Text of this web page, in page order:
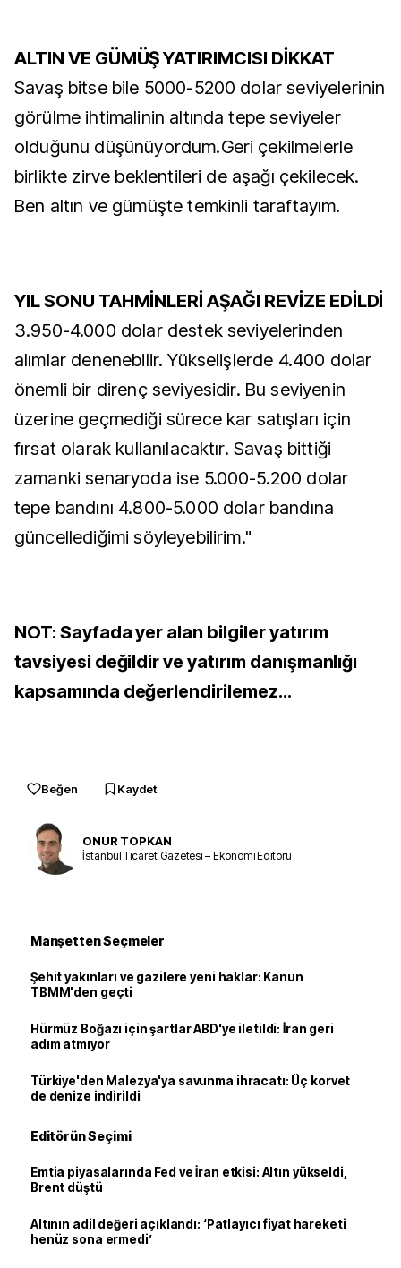
ALTIN VE GÜMÜŞ YATIRIMCISI DİKKAT
Savaş bitse bile 5000-5200 dolar seviyelerinin
görülme ihtimalinin altında tepe seviyeler
olduğunu düşünüyordum.Geri çekilmelerle
birlikte zirve beklentileri de aşağı çekilecek.
Ben altın ve gümüşte temkinli taraftayım.
YIL SONU TAHMİNLERİ AŞAĞI REVİZE EDİLDİ
3.950-4.000 dolar destek seviyelerinden
alımlar denenebilir. Yükselişlerde 4.400 dolar
önemli bir direnç seviyesidir. Bu seviyenin
üzerine geçmediği sürece kar satışları için
fırsat olarak kullanılacaktır. Savaş bittiği
zamanki senaryoda ise 5.000-5.200 dolar
tepe bandını 4.800-5.000 dolar bandına
güncellediğimi söyleyebilirim."
NOT: Sayfada yer alan bilgiler yatırım
tavsiyesi değildir ve yatırım danışmanlığı
kapsamında değerlendirilemez...
Beğen Kaydet
ONUR TOPKAN
İstanbul Ticaret Gazetesi – Ekonomi Editörü
Manşetten Seçmeler
Şehit yakınları ve gazilere yeni haklar: Kanun
TBMM'den geçti
Hürmüz Boğazı için şartlar ABD'ye iletildi: İran geri
adım atmıyor
Türkiye'den Malezya'ya savunma ihracatı: Üç korvet
de denize indirildi
Editörün Seçimi
Emtia piyasalarında Fed ve İran etkisi: Altın yükseldi,
Brent düştü
Altının adil değeri açıklandı: ‘Patlayıcı fiyat hareketi
henüz sona ermedi’